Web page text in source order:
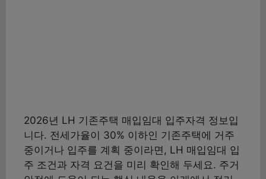
2026년 LH 기존주택 매입임대 입주자격 정보입
니다. 전세가율이 30% 이하인 기존주택에 거주
중이거나 입주를 계획 중이라면, LH 매입임대 입
주 조건과 자격 요건을 미리 확인해 두세요. 주거